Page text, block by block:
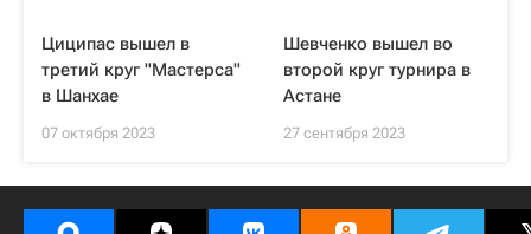
Циципас вышел в
третий круг "Мастерса"
в Шанхае
07 октября 2023
Шевченко вышел во
второй круг турнира в
Астане
27 сентября 2023